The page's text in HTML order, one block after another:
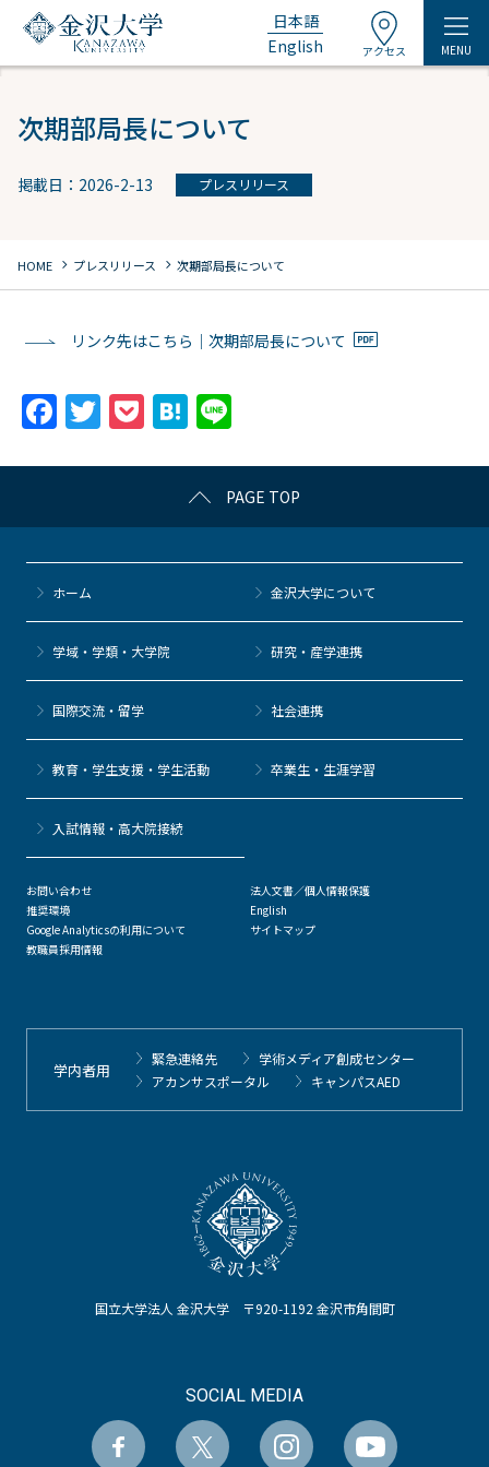
日本語
English
アクセス MENU
次期部局長について
掲載日：2026-2-13 プレスリリース
HOME chevron_right プレスリリース chevron_right 次期部局長について
リンク先はこちら｜次期部局長について
F
c
e
b
o
o
k
T
itt
er
P
c
k
et
H
e
n
a
e
PAGE TOP
国立大学法人 金沢大学 〒920-1192 金沢市角間町
SOCIAL MEDIA
ホーム 金沢大学について
学域・学類・大学院 研究・産学連携
国際交流・留学 社会連携
教育・学生支援・学生活動 卒業生・生涯学習
⼊試情報・高大院接続
お問い合わせ
推奨環境
Google Analyticsの利用について
教職員採用情報
法人文書／個人情報保護
English
サイトマップ
学内者用
緊急連絡先
学術メディア創成センター
アカンサスポータル
キャンパスAED